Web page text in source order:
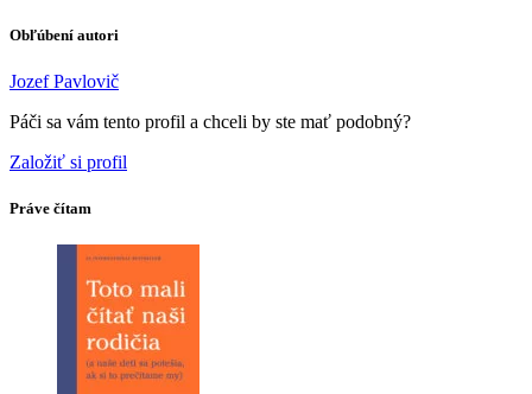
Obľúbení autori
Jozef Pavlovič
Páči sa vám tento profil a chceli by ste mať podobný?
Založiť si profil
Práve čítam